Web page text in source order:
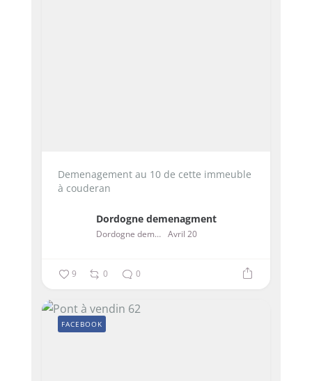
Demenagement au 10 de cette immeuble
à couderan
Dordogne demenagment
Dordogne demenagment Avril 20
9 0 0
FACEBOOK